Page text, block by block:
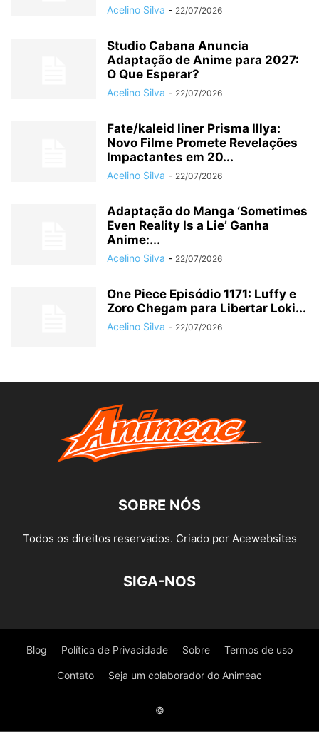
Acelino Silva - 22/07/2026
Studio Cabana Anuncia
Adaptação de Anime para 2027:
O Que Esperar?
Acelino Silva - 22/07/2026
Fate/kaleid liner Prisma Illya:
Novo Filme Promete Revelações
Impactantes em 20...
Acelino Silva - 22/07/2026
Adaptação do Manga ‘Sometimes
Even Reality Is a Lie’ Ganha
Anime:...
Acelino Silva - 22/07/2026
One Piece Episódio 1171: Luffy e
Zoro Chegam para Libertar Loki...
Acelino Silva - 22/07/2026
SOBRE NÓS
Todos os direitos reservados. Criado por Acewebsites
SIGA-NOS
Blog Política de Privacidade Sobre Termos de uso
Contato Seja um colaborador do Animeac
©